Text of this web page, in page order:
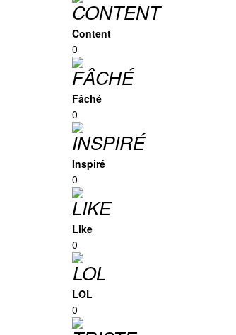
Content
0
Fâché
0
Inspiré
0
Like
0
LOL
0